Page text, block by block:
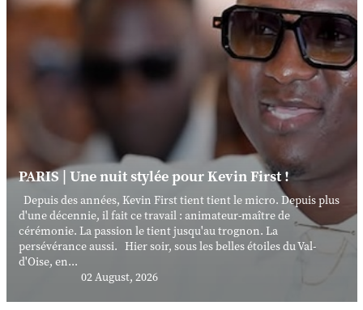
PARIS | Une nuit stylée pour Kevin First !
Depuis des années, Kevin First tient tient le micro. Depuis plus
d'une décennie, il fait ce travail : animateur-maître de
cérémonie. La passion le tient jusqu'au trognon. La
persévérance aussi. Hier soir, sous les belles étoiles du Val-
d'Oise, en...
02 August, 2026